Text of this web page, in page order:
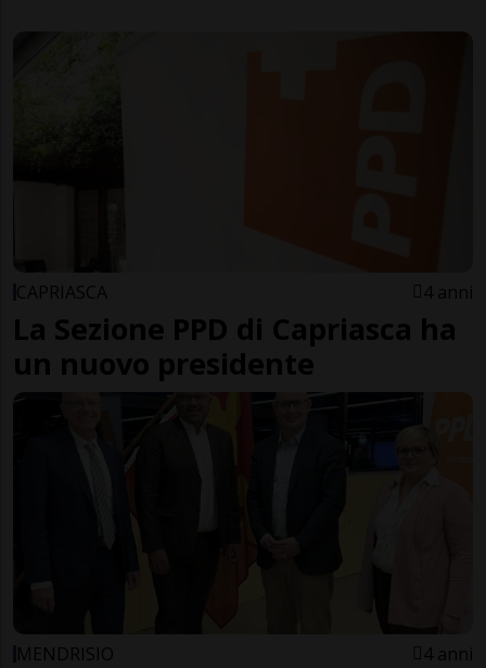
CAPRIASCA 4 anni
La Sezione PPD di Capriasca ha
un nuovo presidente
MENDRISIO 4 anni